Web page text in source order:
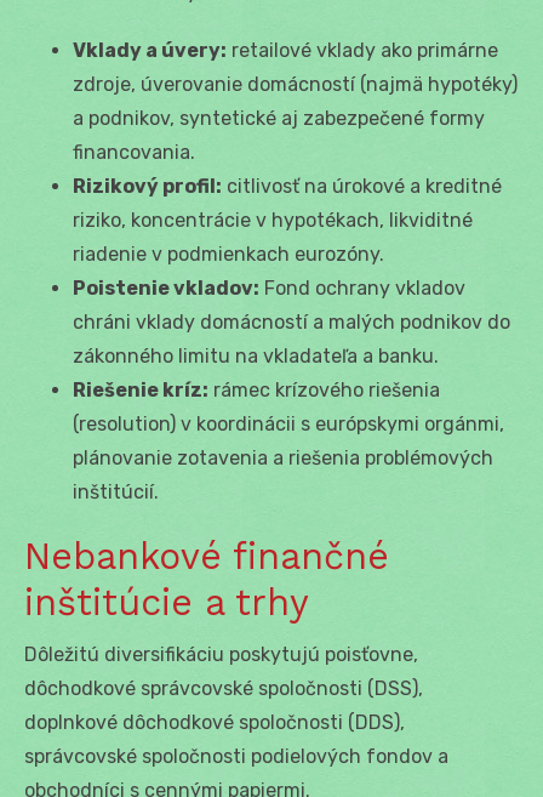
Vklady a úvery: retailové vklady ako primárne
zdroje, úverovanie domácností (najmä hypotéky)
a podnikov, syntetické aj zabezpečené formy
financovania.
Rizikový profil: citlivosť na úrokové a kreditné
riziko, koncentrácie v hypotékach, likviditné
riadenie v podmienkach eurozóny.
Poistenie vkladov: Fond ochrany vkladov
chráni vklady domácností a malých podnikov do
zákonného limitu na vkladateľa a banku.
Riešenie kríz: rámec krízového riešenia
(resolution) v koordinácii s európskymi orgánmi,
plánovanie zotavenia a riešenia problémových
inštitúcií.
Nebankové finančné
inštitúcie a trhy
Dôležitú diversifikáciu poskytujú poisťovne,
dôchodkové správcovské spoločnosti (DSS),
doplnkové dôchodkové spoločnosti (DDS),
správcovské spoločnosti podielových fondov a
obchodníci s cennými papiermi.